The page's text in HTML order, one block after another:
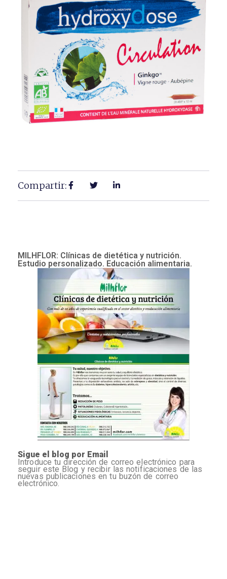
Compartir:
MILHFLOR: Clínicas de dietética y nutrición.
Estudio personalizado. Educación alimentaria.
Sigue el blog por Email
Introduce tu dirección de correo electrónico para
seguir este Blog y recibir las notificaciones de las
nuevas publicaciones en tu buzón de correo
electrónico.